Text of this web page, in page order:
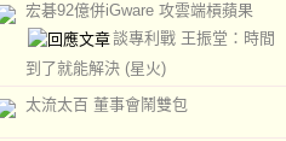
宏碁92億併iGware 攻雲端槓蘋果
談專利戰 王振堂：時間
到了就能解決 (星火)
太流太百 董事會鬧雙包